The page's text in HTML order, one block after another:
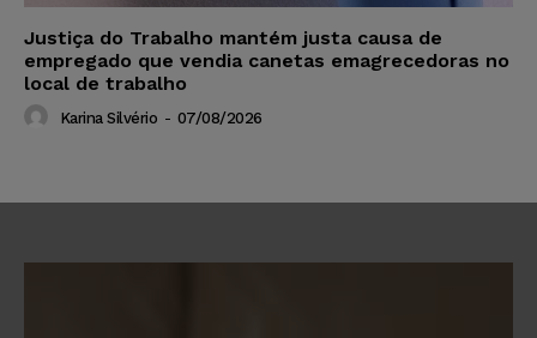
Justiça do Trabalho mantém justa causa de
empregado que vendia canetas emagrecedoras no
local de trabalho
Karina Silvério - 07/08/2026